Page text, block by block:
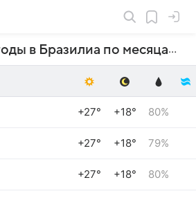
Прогноз погоды в Бразилиа по месяцам
+27° +18° 80%
+27° +18° 79%
+27° +18° 80%